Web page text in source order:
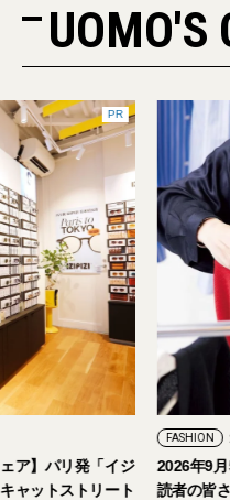
UOMO'S
【おしゃれな大人のアイウェ
ピジ」が国内初の旗艦店をキ